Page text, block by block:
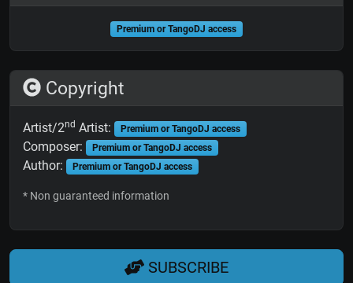
Premium or TangoDJ access
Copyright
Artist/2nd Artist: Premium or TangoDJ access
Composer: Premium or TangoDJ access
Author: Premium or TangoDJ access
* Non guaranteed information
SUBSCRIBE